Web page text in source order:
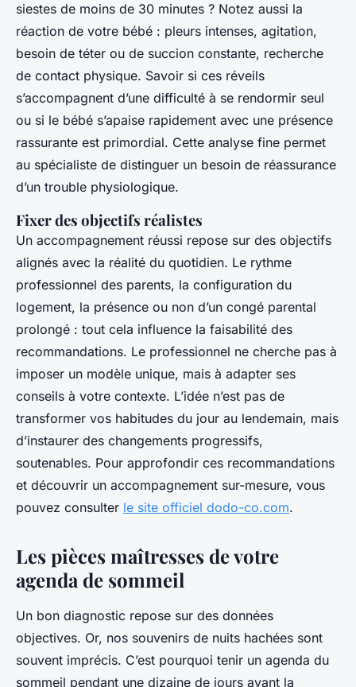
siestes de moins de 30 minutes ? Notez aussi la
réaction de votre bébé : pleurs intenses, agitation,
besoin de téter ou de succion constante, recherche
de contact physique. Savoir si ces réveils
s’accompagnent d’une difficulté à se rendormir seul
ou si le bébé s’apaise rapidement avec une présence
rassurante est primordial. Cette analyse fine permet
au spécialiste de distinguer un besoin de réassurance
d’un trouble physiologique.
Fixer des objectifs réalistes
Un accompagnement réussi repose sur des objectifs
alignés avec la réalité du quotidien. Le rythme
professionnel des parents, la configuration du
logement, la présence ou non d’un congé parental
prolongé : tout cela influence la faisabilité des
recommandations. Le professionnel ne cherche pas à
imposer un modèle unique, mais à adapter ses
conseils à votre contexte. L’idée n’est pas de
transformer vos habitudes du jour au lendemain, mais
d’instaurer des changements progressifs,
soutenables. Pour approfondir ces recommandations
et découvrir un accompagnement sur-mesure, vous
pouvez consulter le site officiel dodo-co.com.
Les pièces maîtresses de votre
agenda de sommeil
Un bon diagnostic repose sur des données
objectives. Or, nos souvenirs de nuits hachées sont
souvent imprécis. C’est pourquoi tenir un agenda du
sommeil pendant une dizaine de jours avant la